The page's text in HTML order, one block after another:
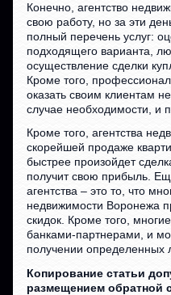
Конечно, агентство
свою работу, но за эти
полный перечень услуг:
подходящего варианта,
осуществление сделки
Кроме того,
оказать своим клиентам
случае необходимости, и
Кроме того, агентства
скорейшей продаже
быстрее произойдет
получит свою прибыль.
агентства – это то, что
недвижимости Воронежа
скидок. Кроме того,
банками-партнерами, и
получении определенных
Копирование статьи
размещением обратной